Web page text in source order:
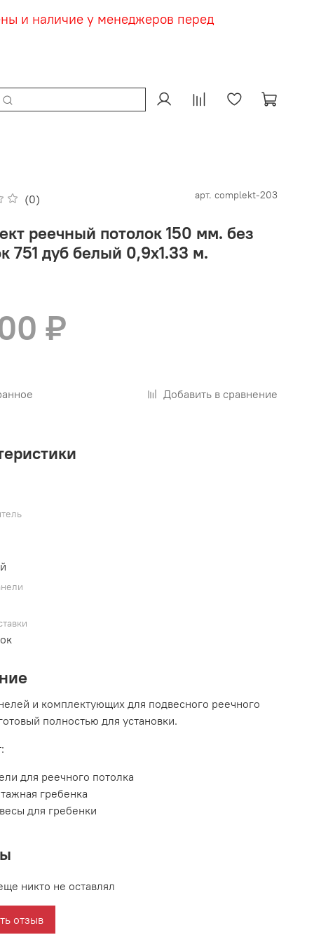
и наличие у менеджеров перед
(0) арт. complekt-203
реечный потолок 150 мм. без
751 дуб белый 0,9х1.33 м.
₽
Добавить в сравнение
и комплектующих для подвесного реечного
полностью для установки.
для реечного потолка
гребенка
для гребенки
никто не оставлял
отзыв